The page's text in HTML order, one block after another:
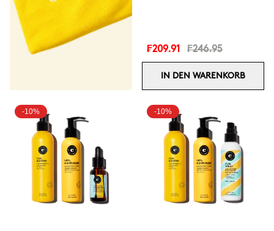
₣209.91 ₣246.95
IN DEN WARENKORB
-10% -10%